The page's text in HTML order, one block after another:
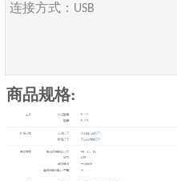
连接方式： USB
商品规格: